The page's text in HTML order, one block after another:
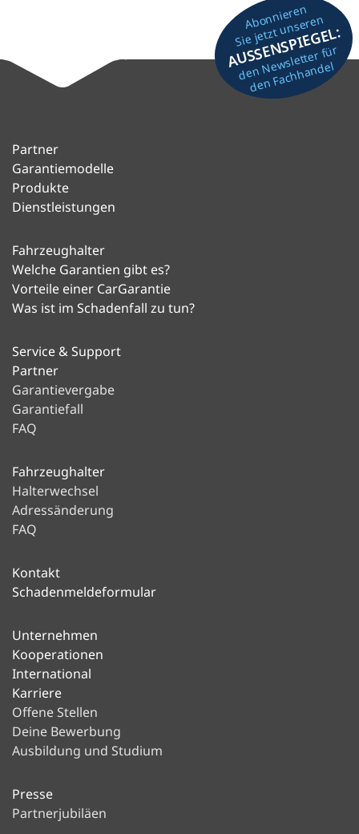
Abonnieren
Sie jetzt unseren
AUSSENSPIEGEL:
den Newsletter für
den Fachhandel
Partner
Garantiemodelle
Produkte
Dienstleistungen
Fahrzeughalter
Welche Garantien gibt es?
Vorteile einer CarGarantie
Was ist im Schadenfall zu tun?
Service & Support
Partner
Garantievergabe
Garantiefall
FAQ
Fahrzeughalter
Halterwechsel
Adressänderung
FAQ
Kontakt
Schadenmeldeformular
Unternehmen
Kooperationen
International
Karriere
Offene Stellen
Deine Bewerbung
Ausbildung und Studium
Presse
Partnerjubiläen